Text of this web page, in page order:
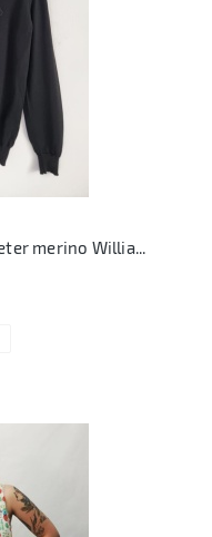
Oscar Jacobson S czarny sweter merino William